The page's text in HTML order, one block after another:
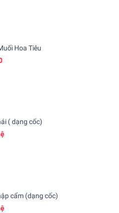
Hoa Tiêu
( dạng cốc)
cẩm (dạng cốc)